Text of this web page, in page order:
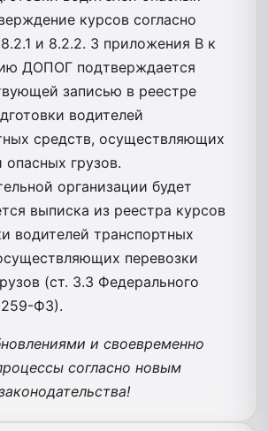
курсов согласно
и 8.2.2. 3 приложения В к
ДОПОГ подтверждается
записью в реестре
водителей
средств, осуществляющих
опасных грузов.
организации будет
выписка из реестра курсов
водителей транспортных
перевозки
(ст. 3.3 Федерального
ФЗ).
и своевременно
согласно новым